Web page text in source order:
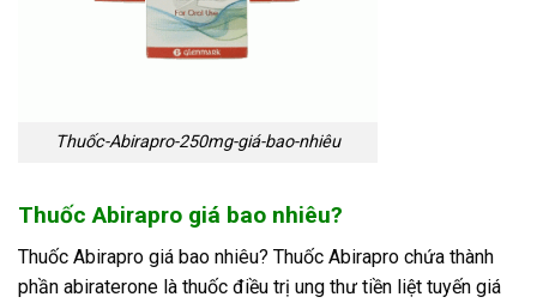
Thuốc-Abirapro-250mg-giá-bao-nhiêu
Thuốc Abirapro giá bao nhiêu?
Thuốc Abirapro giá bao nhiêu? Thuốc Abirapro chứa thành
phần abiraterone là thuốc điều trị ung thư tiền liệt tuyến giá